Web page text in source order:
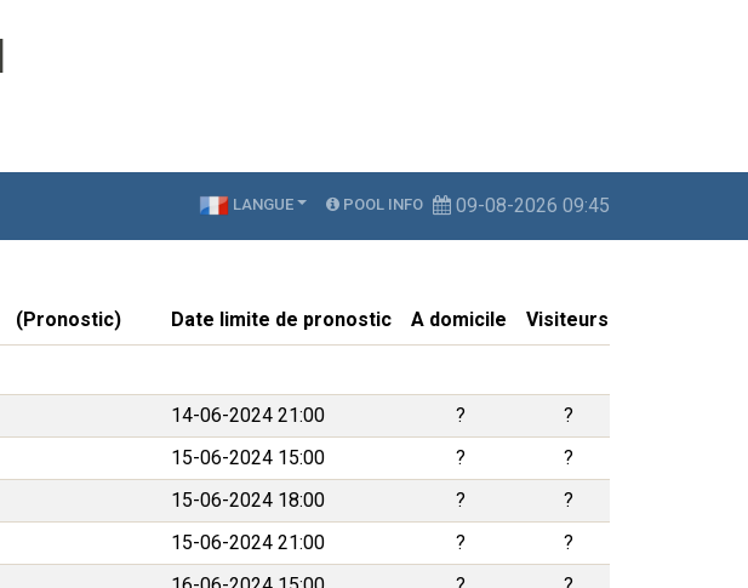
LANGUE POOL INFO 09-08-2026 09:45
(Pronostic) Date limite de pronostic A domicile Visiteurs
14-06-2024 21:00 ?
?
15-06-2024 15:00 ?
?
15-06-2024 18:00 ?
?
15-06-2024 21:00 ?
?